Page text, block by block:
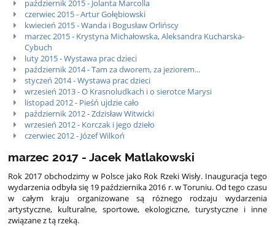
październik 2015 - Jolanta Marcolla
czerwiec 2015 - Artur Gołębiowski
kwiecień 2015 - Wanda i Bogusław Orlińscy
marzec 2015 - Krystyna Michałowska, Aleksandra Kucharska-
Cybuch
luty 2015 - Wystawa prac dzieci
październik 2014 - Tam za dworem, za jeziorem...
styczeń 2014 - Wystawa prac dzieci
wrzesień 2013 - O Krasnoludkach i o sierotce Marysi
listopad 2012 - Pieśń ujdzie cało
październik 2012 - Zdzisław Witwicki
wrzesień 2012 - Korczak i jego dzieło
czerwiec 2012 - Józef Wilkoń
marzec 2017 - Jacek Matlakowski
Rok 2017 obchodzimy w Polsce jako Rok Rzeki Wisły. Inauguracja tego
wydarzenia odbyła się 19 października 2016 r. w Toruniu. Od tego czasu
w całym kraju organizowane są różnego rodzaju wydarzenia
artystyczne, kulturalne, sportowe, ekologiczne, turystyczne i inne
związane z tą rzeką.